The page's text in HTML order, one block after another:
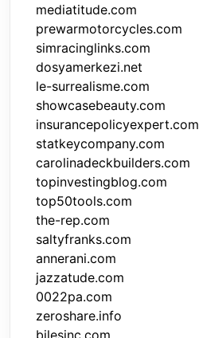
mediatitude.com
prewarmotorcycles.com
simracinglinks.com
dosyamerkezi.net
le-surrealisme.com
showcasebeauty.com
insurancepolicyexpert.com
statkeycompany.com
carolinadeckbuilders.com
topinvestingblog.com
top50tools.com
the-rep.com
saltyfranks.com
annerani.com
jazzatude.com
0022pa.com
zeroshare.info